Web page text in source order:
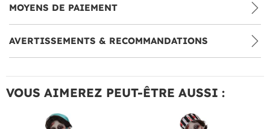
MOYENS DE PAIEMENT
AVERTISSEMENTS & RECOMMANDATIONS
VOUS AIMEREZ PEUT-ÊTRE AUSSI :